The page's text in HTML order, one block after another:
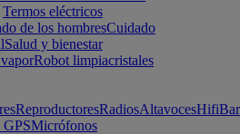
Termos eléctricos
de los hombresCuidado
Salud y bienestar
Robot limpiacristales
ReproductoresRadiosAltavocesHifi
Micrófonos